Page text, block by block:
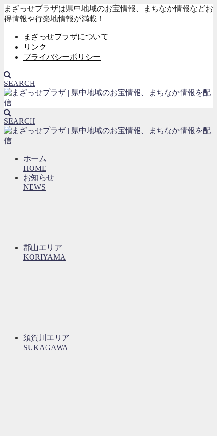
まざっせプラザは県中地域のお宝情報、まちなか情報などお
得情報や行楽地情報が満載！
まざっせプラザについて
リンク
プライバシーポリシー
SEARCH
SEARCH
ホーム
HOME
お知らせ
NEWS
郡山エリア
KORIYAMA
須賀川エリア
SUKAGAWA